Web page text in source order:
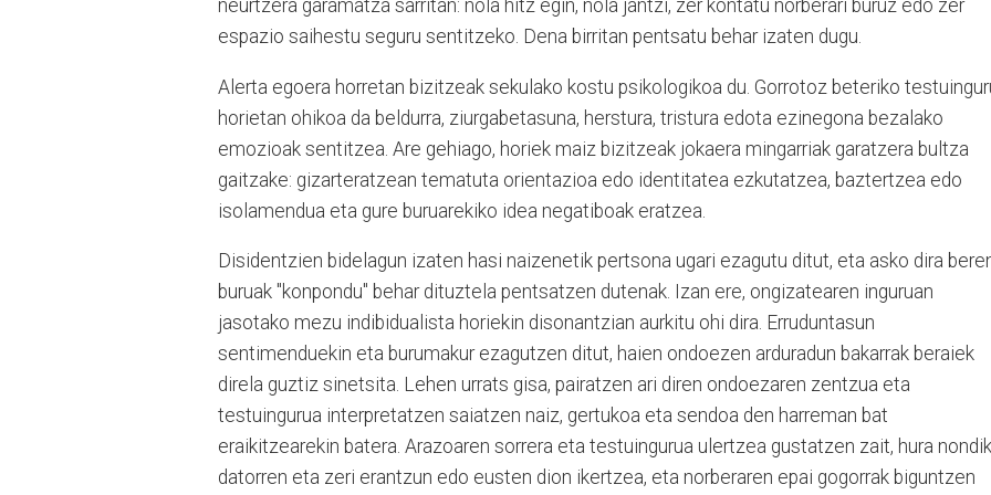
neurtzera garamatza sarritan: nola hitz egin, nola jantzi, zer kontatu norberari buruz edo zer
espazio saihestu seguru sentitzeko. Dena birritan pentsatu behar izaten dugu.
Alerta egoera horretan bizitzeak sekulako kostu psikologikoa du. Gorrotoz beteriko
horietan ohikoa da beldurra, ziurgabetasuna, herstura, tristura edota ezinegona bezalako
emozioak sentitzea. Are gehiago, horiek maiz bizitzeak jokaera mingarriak garatzera bultza
gaitzake: gizarteratzean tematuta orientazioa edo identitatea ezkutatzea, baztertzea edo
isolamendua eta gure buruarekiko idea negatiboak eratzea.
Disidentzien bidelagun izaten hasi naizenetik pertsona ugari ezagutu ditut, eta asko dira
buruak "konpondu" behar dituztela pentsatzen dutenak. Izan ere, ongizatearen inguruan
jasotako mezu indibidualista horiekin disonantzian aurkitu ohi dira. Erruduntasun
sentimenduekin eta burumakur ezagutzen ditut, haien ondoezen arduradun bakarrak beraiek
direla guztiz sinetsita. Lehen urrats gisa, pairatzen ari diren ondoezaren zentzua eta
testuingurua interpretatzen saiatzen naiz, gertukoa eta sendoa den harreman bat
eraikitzearekin batera. Arazoaren sorrera eta testuingurua ulertzea gustatzen zait, hura nondik
datorren eta zeri erantzun edo eusten dion ikertzea, eta norberaren epai gogorrak biguntzen